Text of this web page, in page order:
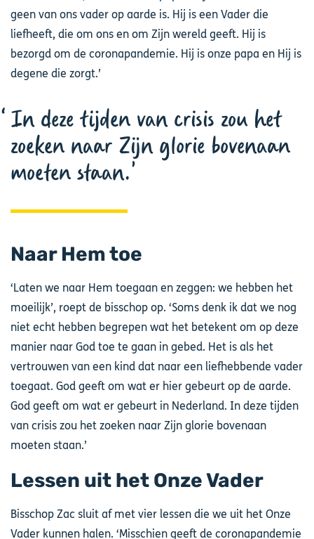
geen van ons vader op aarde is. Hij is een Vader die
liefheeft, die om ons en om Zijn wereld geeft. Hij is
bezorgd om de coronapandemie. Hij is onze papa en Hij is
degene die zorgt.’
In deze tijden van crisis zou het
zoeken naar Zijn glorie bovenaan
moeten staan.
Naar Hem toe
‘Laten we naar Hem toegaan en zeggen: we hebben het
moeilijk’, roept de bisschop op. ‘Soms denk ik dat we nog
niet echt hebben begrepen wat het betekent om op deze
manier naar God toe te gaan in gebed. Het is als het
vertrouwen van een kind dat naar een liefhebbende vader
toegaat. God geeft om wat er hier gebeurt op de aarde.
God geeft om wat er gebeurt in Nederland. In deze tijden
van crisis zou het zoeken naar Zijn glorie bovenaan
moeten staan.’
Lessen uit het Onze Vader
Bisschop Zac sluit af met vier lessen die we uit het Onze
Vader kunnen halen. ‘Misschien geeft de coronapandemie